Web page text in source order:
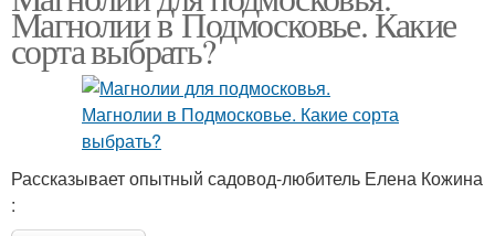
Магнолии в Подмосковье. Какие
сорта выбрать?
Рассказывает опытный садовод-любитель Елена Кожина
: